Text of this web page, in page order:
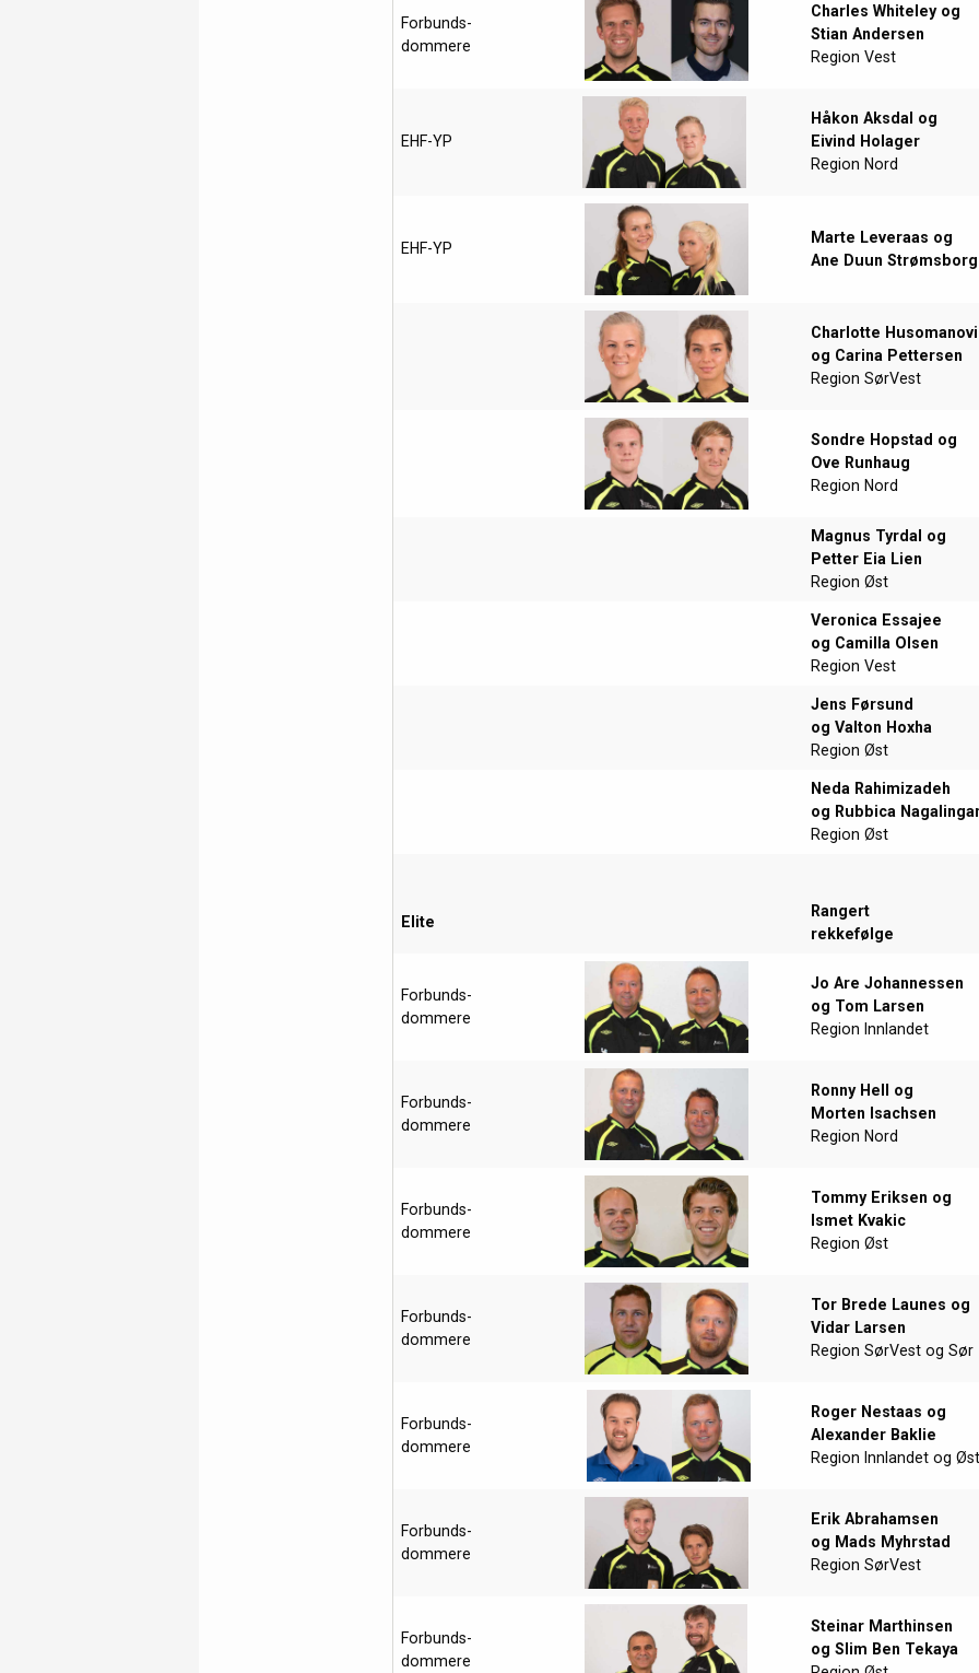
Forbunds-
dommere
Charles Whiteley og
Stian Andersen
Region Vest
EHF-YP
Håkon Aksdal og
Eivind Holager
Region Nord
EHF-YP
Marte Leveraas og
Ane Duun Strømsborg
Charlotte
og Carina Pettersen
Region SørVest
Sondre Hopstad og
Ove Runhaug
Region Nord
Magnus Tyrdal og
Petter Eia Lien
Region Øst
Veronica Essajee
og Camilla Olsen
Region Vest
Jens Førsund
og Valton Hoxha
Region Øst
Neda Rahimizadeh
og Rubbica
Region Øst
Elite
Rangert
rekkefølge
Forbunds-
dommere
Jo Are Johannessen
og Tom Larsen
Region Innlandet
Forbunds-
dommere
Ronny Hell og
Morten Isachsen
Region Nord
Forbunds-
dommere
Tommy Eriksen og
Ismet Kvakic
Region Øst
Forbunds-
dommere
Tor Brede Launes og
Vidar Larsen
Region SørVest og Sør
Forbunds-
dommere
Roger Nestaas og
Alexander Baklie
Region Innlandet og
Forbunds-
dommere
Erik Abrahamsen
og Mads Myhrstad
Region SørVest
Forbunds-
dommere
Steinar Marthinsen
og Slim Ben Tekaya